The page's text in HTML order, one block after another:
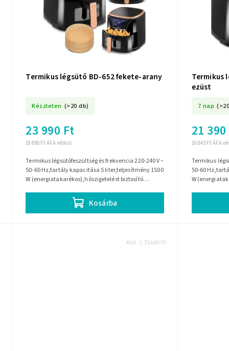
Termikus légsütő BD-652 fekete-arany
Készleten (>20 db)
18 890 Ft ÁFA nélkül
23 990 Ft
Kosárba
Termikus légsütőfeszültség és frekvencia 220-240 V ~
50-60 Hz,tartály kapacitása 5 liter,teljesítmény 1500
W (energiatakarékos),hőszigetelést biztosító
Termikus
ezüst
7 nap
16 843 Ft ÁFA
21
Termikus
50-60
W
Kód: L-TSA8079